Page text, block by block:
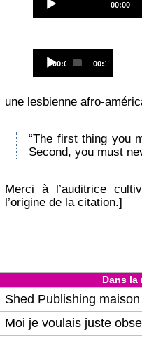
Current
00:00
Player
Current
00:00
Total
00:16
une lesbienne afro-
“The first thing you
Second, you must
Merci à l’auditrice
l’origine de la citation.]
Dans la
Shed Publishing
Moi je voulais juste